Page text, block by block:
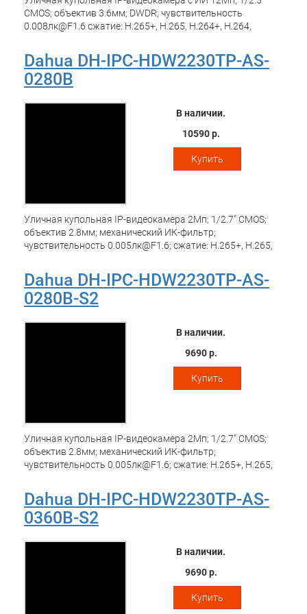
CMOS; объектив 3.6мм; DWDR; чувствительность
0.008лк@F1.6 сжатие: H.265+, H.265, H.264+, H.264,
Plus (Умная детекция движения), охрана периметра; ИК-
подсветка до 30м, LED-подсветка до 30м; встроенный
микрофон; MicroSD до 256Гбайт; защита: IP67; питание:
12В(DC), PoE; корпус: металл, пластик
Dahua DH-IPC-HDW2230TP-AS-
0280B
Уличная купольная IP-видеокамера 2Мп; 1/2.7" CMOS;
объектив 2.8мм; механический ИК-фильтр;
чувствительность 0.005лк@F1.6; сжатие: H.265+, H.265,
видеоаналитика: пересечение линии, контроль зоны; ИК-
подсветка до 30м; встроенный микрофон; защита: IP67;
MicroSD до 256Гбайт; питание: 12В(DC), PoE; корпус:
металл, пластик
В наличии.
10590 р.
Купить
Dahua DH-IPC-HDW2230TP-AS-
0280B-S2
Уличная купольная IP-видеокамера 2Мп; 1/2.7" CMOS;
объектив 2.8мм; механический ИК-фильтр;
чувствительность 0.005лк@F1.6; сжатие: H.265+, H.265,
видеоаналитика: пересечение линии, контроль зоны; ИК-
подсветка до 30м; встроенный микрофон; защита: IP67;
MicroSD до 256Гбайт; питание: 12В(DC), PoE; корпус:
металл, пластик
В наличии.
9690 р.
Купить
Dahua DH-IPC-HDW2230TP-AS-
0360B-S2
В наличии.
9690 р.
Купить